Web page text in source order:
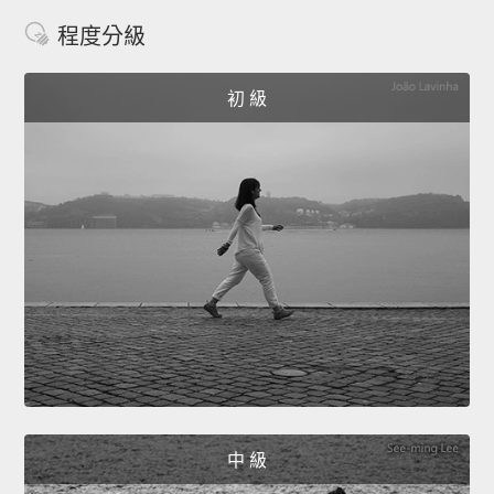
程度分級
初 級
中 級